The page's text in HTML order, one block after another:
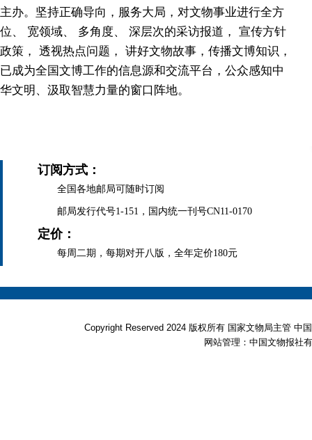
主办。坚持正确导向，服务大局，对文物事业进行全方
位、 宽领域、 多角度、 深层次的采访报道， 宣传方针
政策， 透视热点问题， 讲好文物故事，传播文博知识，
已成为全国文博工作的信息源和交流平台，公众感知中
华文明、汲取智慧力量的窗口阵地。
订阅方式：
全国各地邮局可随时订阅
邮局发行代号1-151，国内统一刊号CN11-0170
定价：
每周二期，每期对开八版，全年定价180元
Copyright Reserved 2024 版权所有 国家文物局主管
网站管理：中国文物报社